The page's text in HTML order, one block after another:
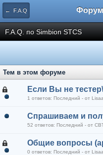
← F.A.Q
F.A.Q. по Simbion STCS
Тем в этом форуме
Если Вы не
1 ответов: Последний - от
Спрашиваем и
52 ответов: Последний - от
Общие вопросы
0 ответов: Последний - от